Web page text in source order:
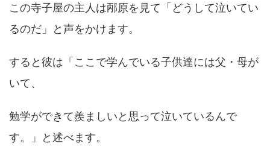
この寺子屋の主人は邴原を見て「どうして泣いてい
るのだ」と声をかけます。
すると彼は「ここで学んでいる子供達には父・母が
いて、
勉学ができて羨ましいと思って泣いているんで
す。」と述べます。